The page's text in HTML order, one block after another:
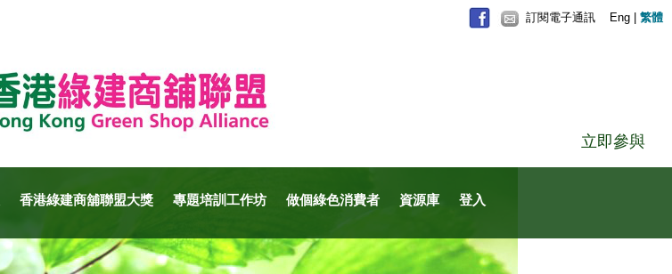
香港綠建商舖聯盟大獎 專題培訓工作坊 做個綠色消費者 資源庫 登入
訂閱電子通訊 Eng 繁體
立即參與